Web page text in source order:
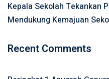
Kepala Sekolah Tekankan
Mendukung Kemajuan
Recent Comments